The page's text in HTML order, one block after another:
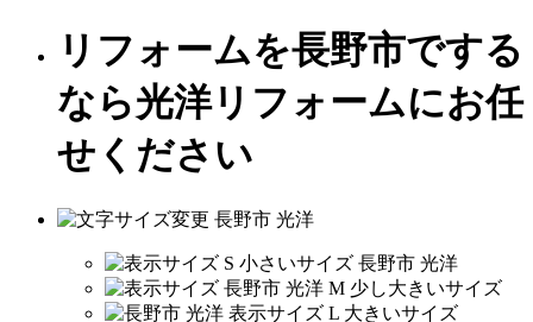
リフォームを長野市でする
なら光洋リフォームにお任
せください